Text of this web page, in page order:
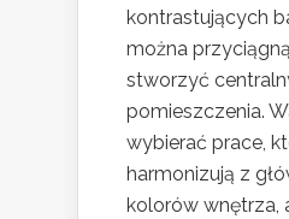
kontrastujących
można
stworzyć
pomieszczenia.
wybierać prace,
harmonizują z
kolorów wnętrza,